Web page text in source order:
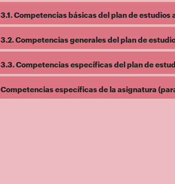
3.1. Competencias básicas del plan de estudios
3.2. Competencias generales del plan de
3.3. Competencias específicas del plan de
Competencias específicas de la asignatura